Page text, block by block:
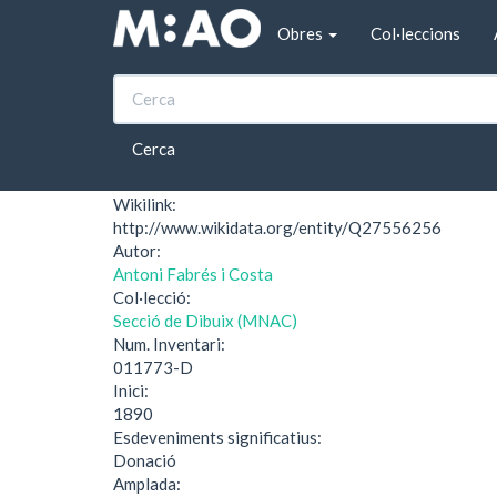
Vés al contingut
Obres
Col·leccions
Cerca
Inici Dia d'hivern a París
Dia d'hivern a París
Wikilink:
http://www.wikidata.org/entity/Q27556256
Autor:
Antoni Fabrés i Costa
Col·lecció:
Secció de Dibuix (MNAC)
Num. Inventari:
011773-D
Inici:
1890
Esdeveniments significatius:
Donació
Amplada: